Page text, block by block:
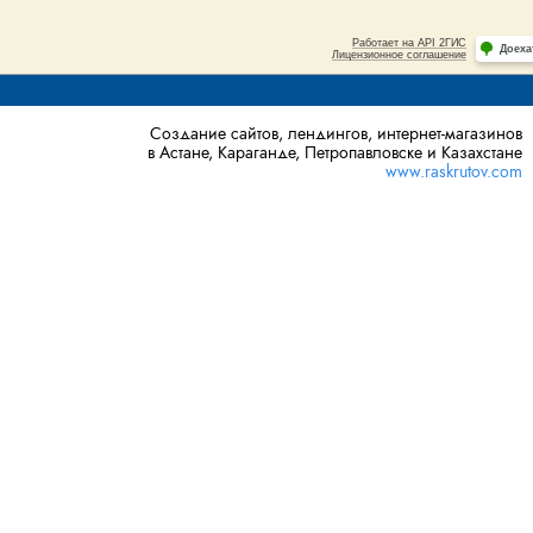
Создание сайтов, лендингов, интернет-магазинов
в Астане, Караганде, Петропавловске и Казахстане
www.raskrutov.com